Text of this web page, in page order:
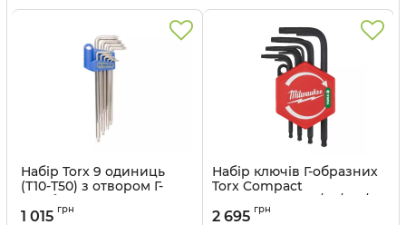
Набір Torx 9 одиниць
(Т10-Т50) з отвором Г-
подібні подовжені (уп.8)
в холдері
1 015 грн
Набір ключів Г-образних
Torx Compact
MILWAUKEE, (T8/T9/T10/
T15/ T20/T25 /T27/T30/T40)
2 695 грн